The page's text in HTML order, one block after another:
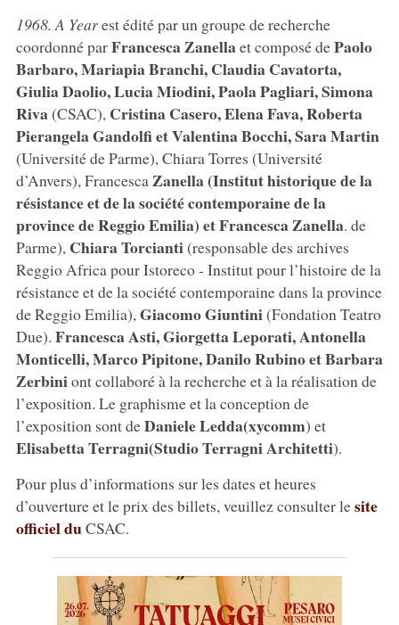
1968. A Yearest édité par un groupe de recherche
coordonné parFrancesca Zanellaet composé dePaolo
Barbaro, Mariapia Branchi, Claudia Cavatorta,
Giulia Daolio, Lucia Miodini, Paola Pagliari, Simona
Riva(CSAC), Cristina Casero, Elena Fava, Roberta
Pierangela Gandolfi et Valentina Bocchi, Sara Martin
(Université de Parme), Chiara Torres (Université
d’Anvers), Francesca Zanella (Institut historique de la
résistance et de la société contemporaine de la
province de Reggio Emilia) et Francesca Zanella. de
Parme), Chiara Torcianti(responsable des archives
Reggio Africa pour Istoreco - Institut pour l’histoire de la
résistance et de la société contemporaine dans la province
de Reggio Emilia), Giacomo Giuntini(Fondation Teatro
Due). Francesca Asti, Giorgetta Leporati, Antonella
Monticelli, Marco Pipitone, Danilo Rubino et Barbara
Zerbiniont collaboré à la recherche et à la réalisation de
l’exposition. Le graphisme et la conception de
l’exposition sont deDaniele Ledda(xycomm) et
Elisabetta Terragni(Studio Terragni Architetti).
Pour plus d’informations sur les dates et heures
d’ouverture et le prix des billets, veuillez consulter lesite
officiel duCSAC.